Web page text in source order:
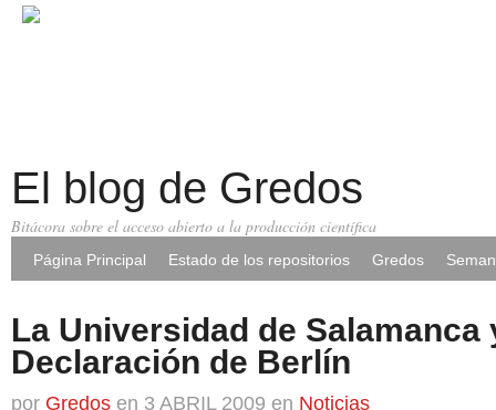
El blog de Gredos
Bitácora sobre el acceso abierto a la producción científica
Página Principal Estado de los repositorios Gredos
La Universidad de Salamanca
Declaración de Berlín
por Gredos en 3 ABRIL 2009 en Noticias